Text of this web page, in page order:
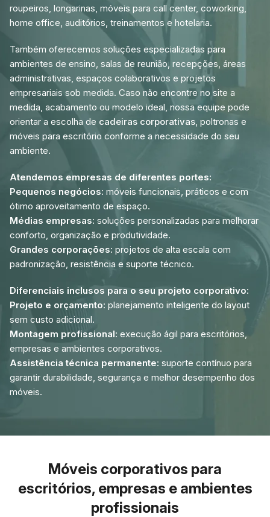
roupeiros, longarinas, móveis para call center, coworking,
home office, auditórios, treinamentos e hotelaria.
Também oferecemos soluções especializadas para
ambientes de ensino, salas de reunião, recepções, áreas
administrativas, espaços colaborativos e projetos
empresariais sob medida. Caso não encontre no site a
medida, acabamento ou modelo ideal, nossa equipe pode
orientar a escolha de cadeiras corporativas, poltronas e
móveis para escritório conforme a necessidade do seu
ambiente.
Atendemos empresas de diferentes portes:
Pequenos negócios: móveis funcionais, práticos e com
ótimo aproveitamento de espaço.
Médias empresas: soluções personalizadas para melhorar
conforto, organização e produtividade.
Grandes corporações: projetos de alta escala com
padronização, resistência e suporte técnico.
Diferenciais inclusos para o seu projeto corporativo:
Projeto e orçamento: planejamento inteligente do layout
sem custo adicional.
Montagem profissional: execução ágil para escritórios,
empresas e ambientes corporativos.
Assistência técnica permanente: suporte contínuo para
garantir durabilidade, segurança e melhor desempenho dos
móveis.
Móveis corporativos para
escritórios, empresas e ambientes
profissionais